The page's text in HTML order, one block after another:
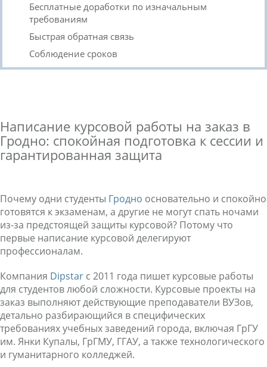
Бесплатные доработки по изначальным
требованиям
Быстрая обратная связь
Соблюдение сроков
Написание курсовой работы на заказ в
Гродно: спокойная подготовка к сессии и
гарантированная защита
Почему одни студенты Гродно основательно и спокойно
готовятся к экзаменам, а другие не могут спать ночами
из-за предстоящей защиты курсовой? Потому что
первые написание курсовой делегируют
профессионалам.
Компания Dipstar с 2011 года пишет курсовые работы
для студентов любой сложности. Курсовые проекты на
заказ выполняют действующие преподаватели ВУЗов,
детально разбирающийся в специфических
требованиях учебных заведений города, включая ГрГУ
им. Янки Купалы, ГрГМУ, ГГАУ, а также технологического
и гуманитарного колледжей.